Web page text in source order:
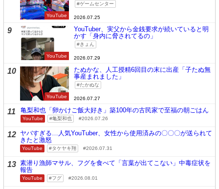
YouTube
ゲームセンター
2026.07.25
9
YouTube
YouTuber、実父から金銭要求が続いていると明
かす「身内に脅されてるの」
きょん
2026.07.29
10
YouTube
たぬかな、人工授精6回目の末に出産「子たぬ無
事産まれました」
たかぬな
2026.07.27
11 亀梨和也「卵かけご飯大好き」築100年の古民家で至福の朝ごはん
YouTube 亀梨和也 2026.07.26
12 ヤバすぎる…人気YouTuber、女性から使用済みの〇〇〇が送られて
きたと激怒
YouTube タケヤキ翔 2026.07.31
13 素潜り漁師マサル、フグを食べて「言葉が出てこない」中毒症状を
報告
YouTube フグ 2026.08.01